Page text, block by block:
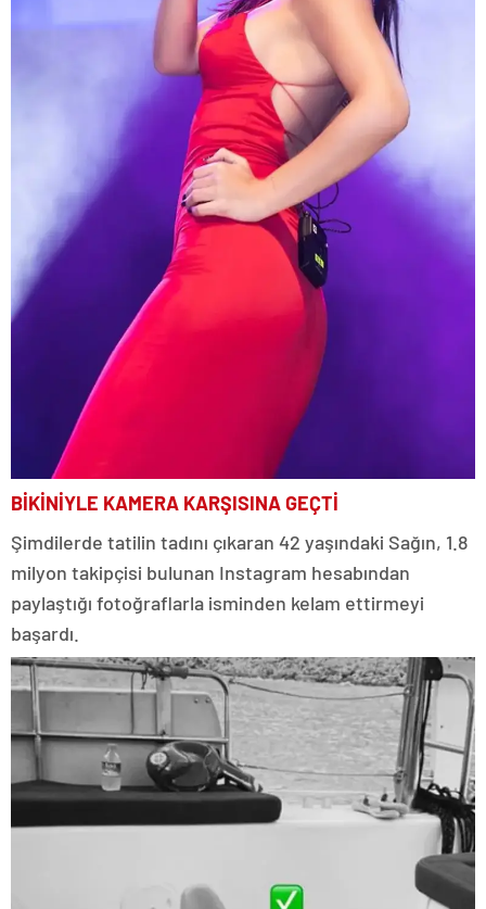
BİKİNİYLE KAMERA KARŞISINA GEÇTİ
Şimdilerde tatilin tadını çıkaran 42 yaşındaki Sağın, 1.8
milyon takipçisi bulunan Instagram hesabından
paylaştığı fotoğraflarla isminden kelam ettirmeyi
başardı.